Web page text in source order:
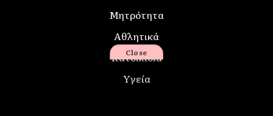
Μητρότητα
Αθλητικά
Κατοικίδια
Υγεία
Close